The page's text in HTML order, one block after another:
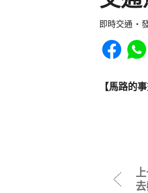
即時交通
Share to
【馬路的